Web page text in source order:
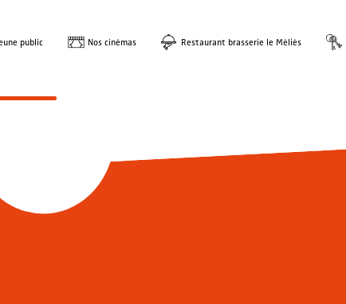
public Nos cinémas Restaurant brasserie le Méliès